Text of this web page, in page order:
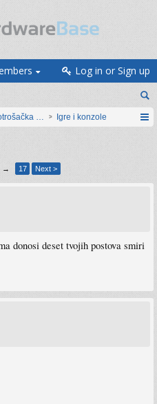
Log in or Sign up
elektronikaIgre i konzole
→ 17 Next >
donosi deset tvojih postova smiri